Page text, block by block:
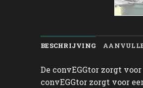
BESCHRIJVING
De convEGGtor zorgt
convEGGtor zorgt voor